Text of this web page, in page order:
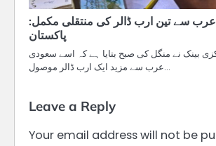
سے تین ارب ڈالر کی منتقلی مکمل:
پاکستان
بینک نے منگل کی صبح بتایا ہے کہ اسے سعودی
عرب سے مزید ایک ارب ڈالر موصول…
Leave a Reply
Your email address will not be